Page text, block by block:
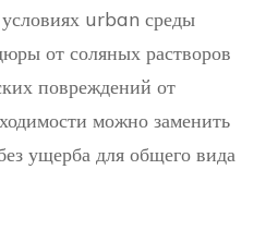
urban среды
от соляных растворов
повреждений от
можно заменить
ущерба для общего вида